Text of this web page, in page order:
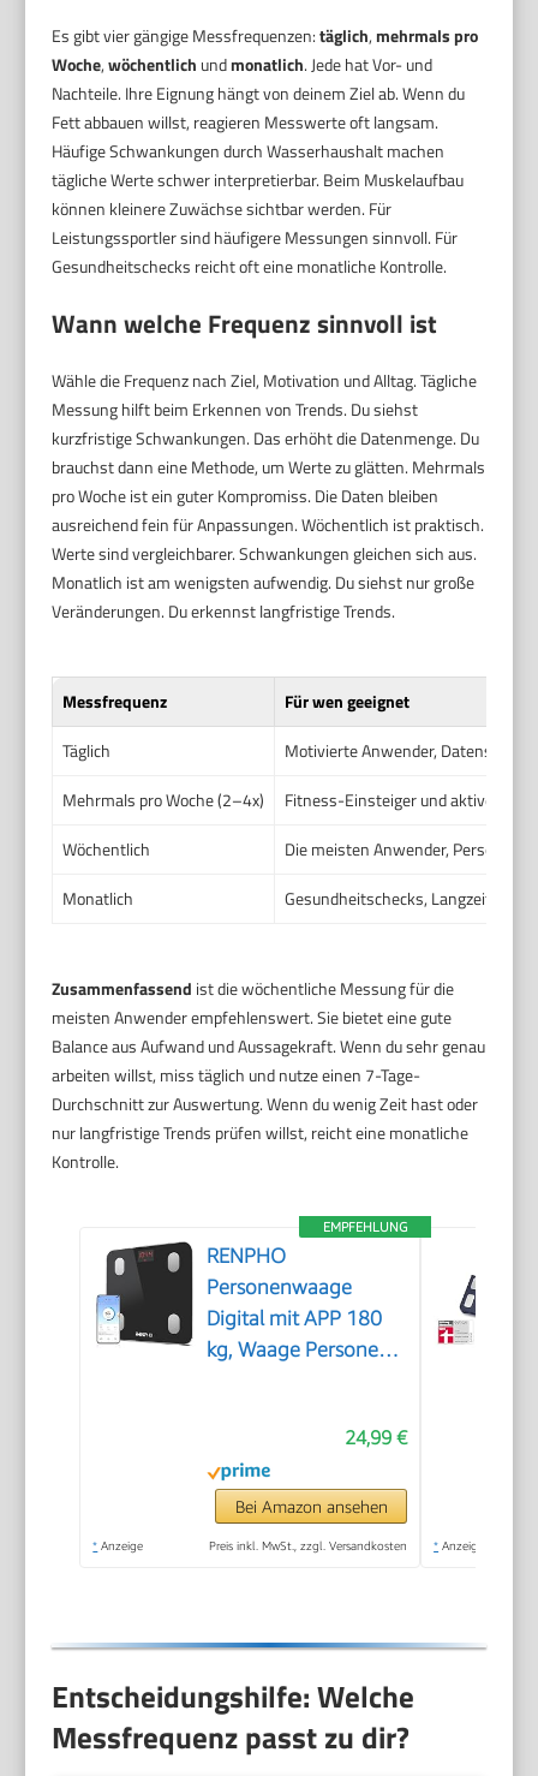
Es gibt vier gängige Messfrequenzen:täglich,mehrmals pro
Woche,wöchentlich undmonatlich. Jede hat Vor- und
Nachteile. Ihre Eignung hängt von deinem Ziel ab. Wenn du
Fett abbauen willst, reagieren Messwerte oft langsam.
Häufige Schwankungen durch Wasserhaushalt machen
tägliche Werte schwer interpretierbar. Beim Muskelaufbau
können kleinere Zuwächse sichtbar werden. Für
Leistungssportler sind häufigere Messungen sinnvoll. Für
Gesundheitschecks reicht oft eine monatliche Kontrolle.
Wann welche Frequenz sinnvoll ist
Wähle die Frequenz nach Ziel, Motivation und Alltag. Tägliche
Messung hilft beim Erkennen von Trends. Du siehst
kurzfristige Schwankungen. Das erhöht die Datenmenge. Du
brauchst dann eine Methode, um Werte zu glätten. Mehrmals
pro Woche ist ein guter Kompromiss. Die Daten bleiben
ausreichend fein für Anpassungen. Wöchentlich ist praktisch.
Werte sind vergleichbarer. Schwankungen gleichen sich aus.
Monatlich ist am wenigsten aufwendig. Du siehst nur große
Veränderungen. Du erkennst langfristige Trends.
Messfrequenz
Für wen geeignet
Täglich
Motivierte Anwender,
Mehrmals pro Woche (2–4x)
Fitness-Einsteiger und aktive
Wöchentlich
Die meisten Anwender, Personen
Monatlich
Gesundheitschecks,
Zusammenfassend ist die wöchentliche Messung für die
meisten Anwender empfehlenswert. Sie bietet eine gute
Balance aus Aufwand und Aussagekraft. Wenn du sehr genau
arbeiten willst, miss täglich und nutze einen 7-Tage-
Durchschnitt zur Auswertung. Wenn du wenig Zeit hast oder
nur langfristige Trends prüfen willst, reicht eine monatliche
Kontrolle.
EMPFEHLUNG
RENPHO
Personenwaage
Digital mit APP 180
kg, Waage Personen
Bluetooth
Körperfettwaage für
Baby und
24,99 €
Bei Amazon ansehen
* Anzeige Preis inkl. MwSt., zzgl. Versandkosten * Anzeige
Entscheidungshilfe: Welche
Messfrequenz passt zu dir?